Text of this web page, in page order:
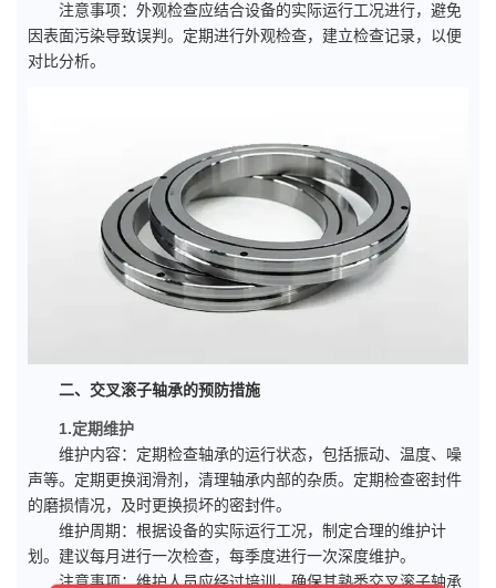
注意事项：外观检查应结合设备的实际运行工况进行，避免
因表面污染导致误判。定期进行外观检查，建立检查记录，以便
对比分析。
二、交叉滚子轴承的预防措施
1.定期维护
维护内容：定期检查轴承的运行状态，包括振动、温度、噪
声等。定期更换润滑剂，清理轴承内部的杂质。定期检查密封件
的磨损情况，及时更换损坏的密封件。
维护周期：根据设备的实际运行工况，制定合理的维护计
划。建议每月进行一次检查，每季度进行一次深度维护。
注意事项：维护人员应经过培训，确保其熟悉交叉滚子轴承